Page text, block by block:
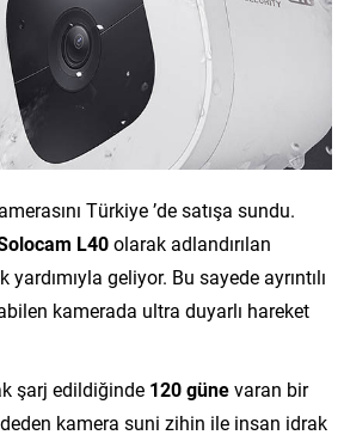
Türkiye ’de satışa sundu.
L40olarak adlandırılan
geliyor. Bu sayede ayrıntılı
kamerada ultra duyarlı hareket
şarj edildiğinde 120 günevaran bir
kamera suni zihin ile insan idrak